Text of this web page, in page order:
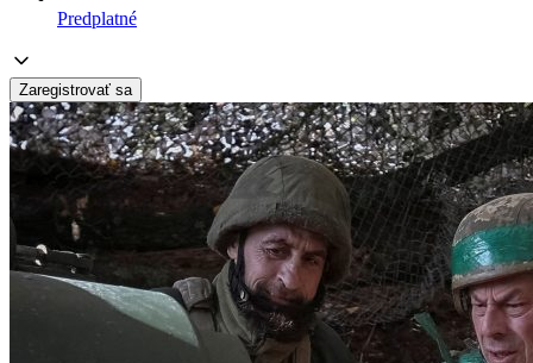
Predplatné
Zaregistrovať sa